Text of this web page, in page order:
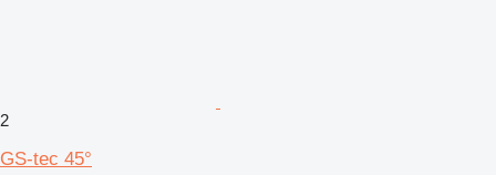
2
GS-tec 45°